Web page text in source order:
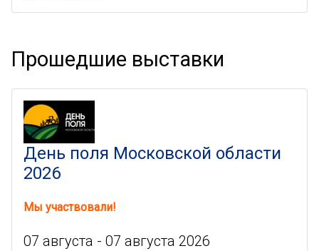
Прошедшие выставки
День поля Московской области
2026
Мы участвовали!
07 августа - 07 августа 2026